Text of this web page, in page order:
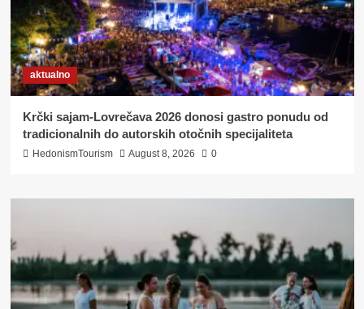
aktualno
Krčki sajam-Lovrečava 2026 donosi gastro ponudu od
tradicionalnih do autorskih otočnih specijaliteta
HedonismTourism August 8, 2026 0